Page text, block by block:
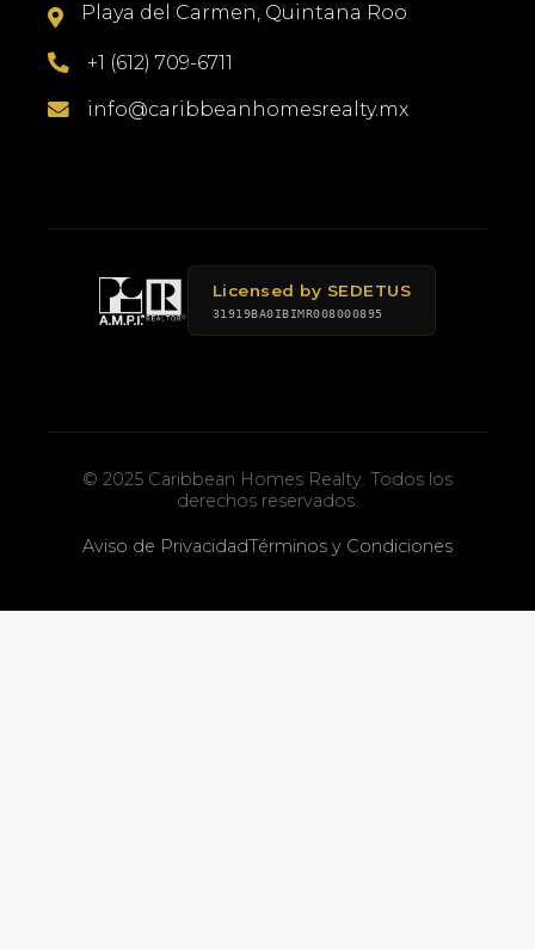
Playa del Carmen, Quintana Roo
+1 (612) 709-6711
info@caribbeanhomesrealty.mx
Licensed by SEDETUS
31919BA0IBIMR008000895
© 2025 Caribbean Homes Realty. Todos los
derechos reservados.
Aviso de PrivacidadTérminos y Condiciones